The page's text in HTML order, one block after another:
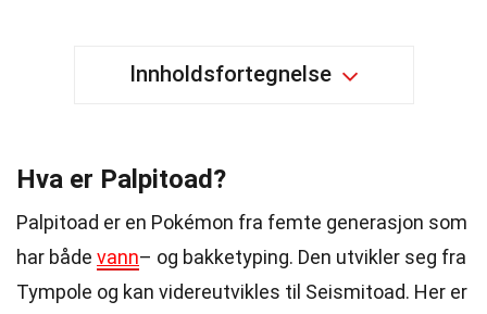
Innholdsfortegnelse
Hva er Palpitoad?
Palpitoad er en Pokémon fra femte generasjon som
har både vann– og bakketyping. Den utvikler seg fra
Tympole og kan videreutvikles til Seismitoad. Her er